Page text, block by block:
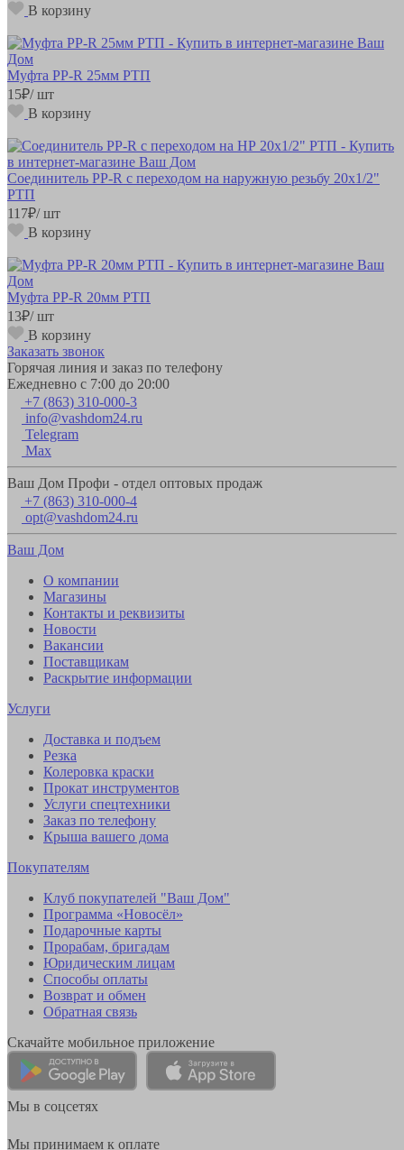
В корзину
Муфта РР-R 25мм РТП
15₽/ шт
В корзину
Соединитель РР-R с переходом на наружную резьбу 20х1/2"
РТП
117₽/ шт
В корзину
Муфта РР-R 20мм РТП
13₽/ шт
В корзину
Заказать звонок
Горячая линия и заказ по телефону
Ежедневно с 7:00 до 20:00
+7 (863) 310-000-3
info@vashdom24.ru
Telegram
Max
Ваш Дом Профи - отдел оптовых продаж
+7 (863) 310-000-4
opt@vashdom24.ru
Ваш Дом
О компании
Магазины
Контакты и реквизиты
Новости
Вакансии
Поставщикам
Раскрытие информации
Услуги
Доставка и подъем
Резка
Колеровка краски
Прокат инструментов
Услуги спецтехники
Заказ по телефону
Крыша вашего дома
Покупателям
Клуб покупателей "Ваш Дом"
Программа «Новосёл»
Подарочные карты
Прорабам, бригадам
Юридическим лицам
Способы оплаты
Возврат и обмен
Обратная связь
Скачайте мобильное приложение
Мы в соцсетях
Мы принимаем к оплате